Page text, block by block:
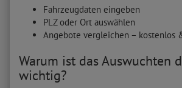
Fahrzeugdaten eingeben
PLZ oder Ort auswählen
Angebote vergleichen – kostenlos
Warum ist das Auswuchten
wichtig?